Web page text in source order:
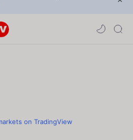
on TradingView